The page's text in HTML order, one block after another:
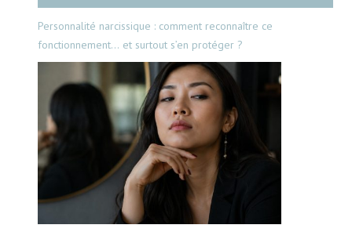
Personnalité narcissique : comment reconnaître ce
fonctionnement… et surtout s’en protéger ?